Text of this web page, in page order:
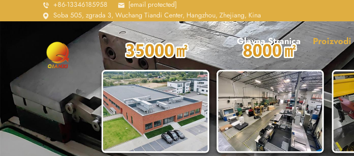
+86-13346185958
[email protected]
Soba 505, zgrada 3, Wuchang Tiandi Center, Hangzhou, Zhejiang, Kina
Glavna Stranica Proizvodi